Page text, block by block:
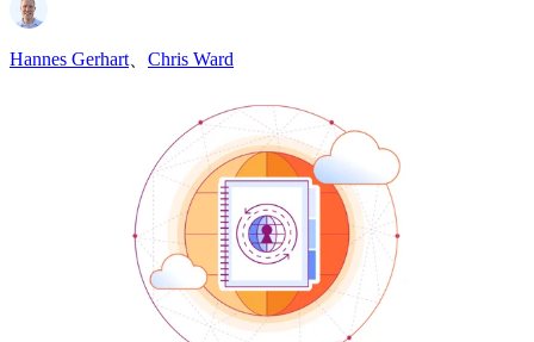
Hannes Gerhart Chris Ward